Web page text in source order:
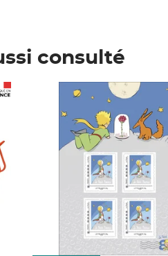
consulté
Prix 7,50€